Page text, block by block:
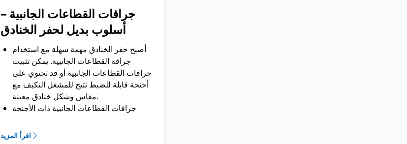
المناسب.
جرافات القطاعات الجانبية –
أسلوب بديل لحفر الخنادق
أصبح حفر الخنادق مهمة سهلة مع استخدام
جرافة القطاعات الجانبية. يمكن تثبيت
جرافات القطاعات الجانبية أو قد تحتوي على
أجنحة قابلة للضبط تتيح للمشغل التكيف مع
مقاس وشكل خنادق معينة.
جرافات القطاعات الجانبية ذات الأجنحة
اقرأ المزيد